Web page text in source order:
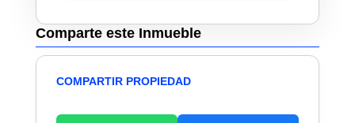
Comparte este Inmueble
COMPARTIR PROPIEDAD